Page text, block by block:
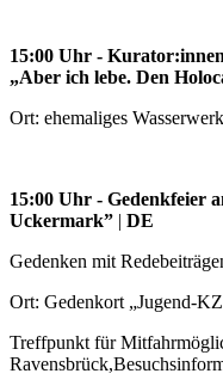
15:00 Uhr -
„Aber ich lebe. Den
Ort: ehemaliges Wasserwerk
15:00 Uhr - Gedenkfeier
Uckermark” | DE
Gedenken mit
Ort: Gedenkort „Jugend-
Treffpunkt für